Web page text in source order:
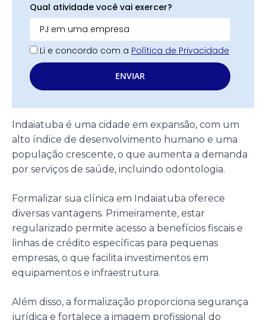
Qual atividade você vai exercer?
Li e concordo com a Política de Privacidade
ENVIAR
Indaiatuba é uma cidade em expansão, com um
alto índice de desenvolvimento humano e uma
população crescente, o que aumenta a demanda
por serviços de saúde, incluindo odontologia.
Formalizar sua clínica em Indaiatuba oferece
diversas vantagens. Primeiramente, estar
regularizado permite acesso a benefícios fiscais e
linhas de crédito específicas para pequenas
empresas, o que facilita investimentos em
equipamentos e infraestrutura.
Além disso, a formalização proporciona segurança
jurídica e fortalece a imagem profissional do